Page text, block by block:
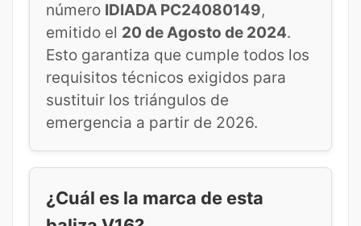
número IDIADA PC24080149,
emitido el 20 de Agosto de 2024.
Esto garantiza que cumple todos los
requisitos técnicos exigidos para
sustituir los triángulos de
emergencia a partir de 2026.
¿Cuál es la marca de esta